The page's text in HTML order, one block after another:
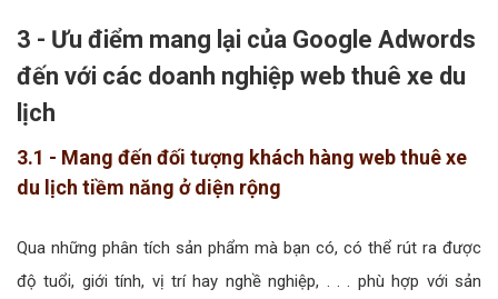
3 - Ưu điểm mang lại của Google Adwords
đến với các doanh nghiệp web thuê xe du
lịch
3.1 - Mang đến đối tượng khách hàng web thuê xe
du lịch tiềm năng ở diện rộng
Qua những phân tích sản phẩm mà bạn có, có thể rút ra được
độ tuổi, giới tính, vị trí hay nghề nghiệp, . . . phù hợp với sản